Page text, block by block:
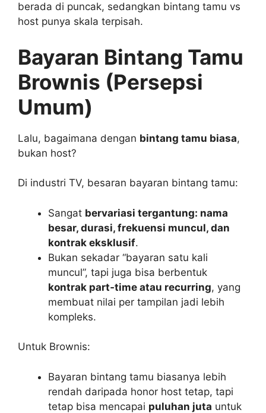
berada di puncak, sedangkan bintang tamu vs
host punya skala terpisah.
Bayaran Bintang Tamu
Brownis (Persepsi
Umum)
Lalu, bagaimana dengan bintang tamu biasa,
bukan host?
Di industri TV, besaran bayaran bintang tamu:
Sangat bervariasi tergantung: nama
besar, durasi, frekuensi muncul, dan
kontrak eksklusif.
Bukan sekadar “bayaran satu kali
muncul”, tapi juga bisa berbentuk
kontrak part‑time atau recurring, yang
membuat nilai per tampilan jadi lebih
kompleks.
Untuk Brownis:
Bayaran bintang tamu biasanya lebih
rendah daripada honor host tetap, tapi
tetap bisa mencapai puluhan juta untuk